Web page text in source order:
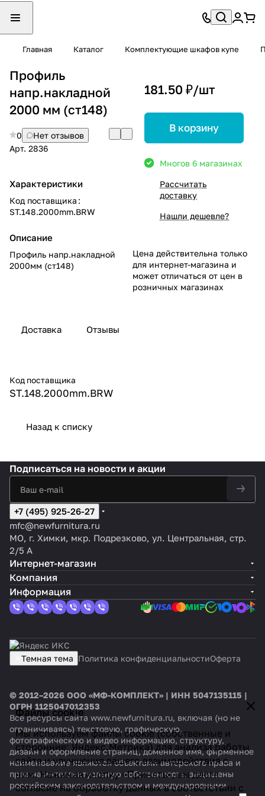
Главная Каталог Комплектующие шкафов купе
Профиль
напр.накладной
2000 мм (ст148)
0
Нет отзывов
Арт. 2836
Характеристики
Код поставщика :
ST.148.2000mm.BRW
Описание
Профиль напр.накладной
2000мм (ст148)
181.50 ₽/шт
В корзину
Многов 6 магазинах
Рассчитать
доставку
Нашли дешевле?
Цена действительна только
для интернет-магазина и
может отличаться от цен в
розничных магазинах
Доставка Отзывы
Код поставщика
ST.148.2000mm.BRW
Назад к списку
Файлы cookie
Мы используем файлы cookie (собственные и
сторонние: Яндекс.Метрика) для анализа работы
сайта и улучшения вашего взаимодействия с
ним. Нажимая кнопку «Принять», вы даете
согласие на обработку данных в соответствии с
Подписаться на новости и акции
+7 (495) 925-26-27
mfc@newfurnitura.ru
МО, г. Химки, мкр. Подрезково, ул. Центральная, стр.
2/5 А
Интернет-магазин
Компания
Информация
Темная тема Политика конфиденциальностиОферта
© 2012–2026 ООО «МФ-КОМПЛЕКТ» | ИНН 5047135115 |
ОГРН 1125047012353
Все ресурсы сайта www.newfurnitura.ru, включая (но не
ограничиваясь) текстовую, графическую,
фотографическую и видео информацию, структуру,
дизайн и оформление страниц, доменное имя, фирменное
наименование являются объектами авторского права и
прав на интеллектуальную собственность, защищены
российским законодательством и международными